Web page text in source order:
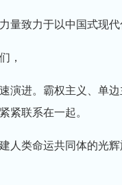
量致力于以中国式现
，
演进。霸权主义、单
紧联系在一起。
人类命运共同体的光